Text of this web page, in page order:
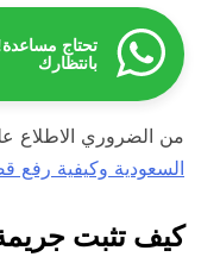
تحتاج
بانتظارك
من الضروري الاطلاع
السعودية وكيفية رفع
كيف تثبت